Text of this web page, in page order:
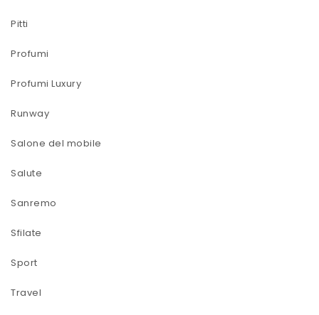
Pitti
Profumi
Profumi Luxury
Runway
Salone del mobile
Salute
Sanremo
Sfilate
Sport
Travel